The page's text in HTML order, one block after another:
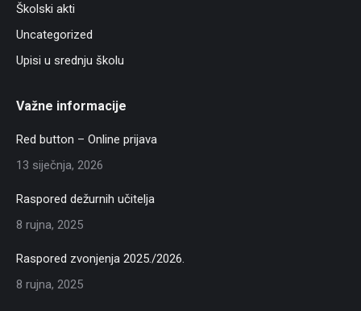
Školski akti
Uncategorized
Upisi u srednju školu
Važne informacije
Red button – Online prijava
13 siječnja, 2026
Raspored dežurnih učitelja
8 rujna, 2025
Raspored zvonjenja 2025./2026.
8 rujna, 2025